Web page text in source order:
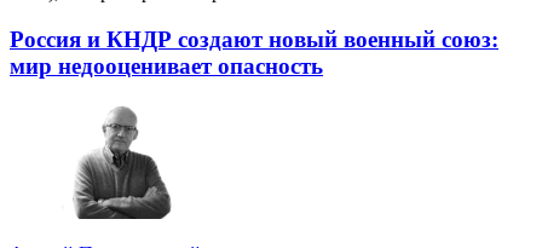
Россия и КНДР создают новый военный союз:
мир недооценивает опасность